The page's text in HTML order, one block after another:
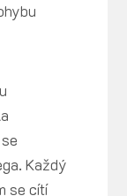
Každý
se cítí